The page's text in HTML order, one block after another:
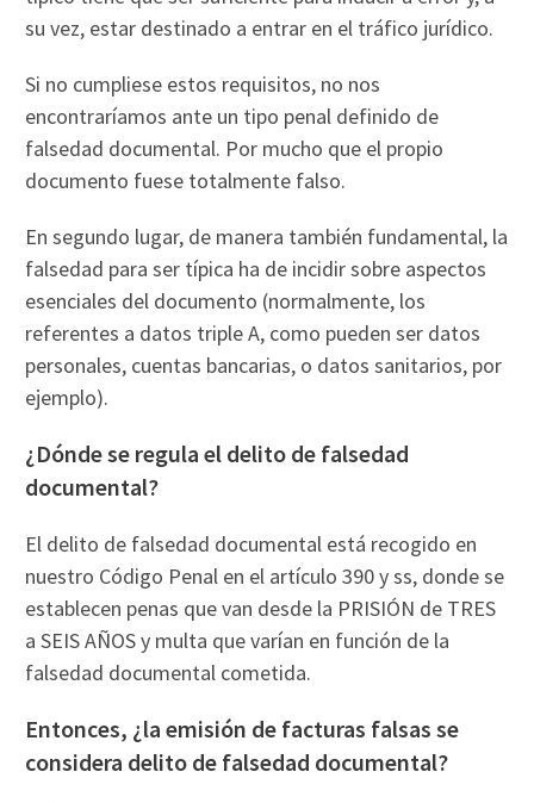
su vez, estar destinado a entrar en el tráfico jurídico.
Si no cumpliese estos requisitos, no nos
encontraríamos ante un tipo penal definido de
falsedad documental. Por mucho que el propio
documento fuese totalmente falso.
En segundo lugar, de manera también fundamental, la
falsedad para ser típica ha de incidir sobre aspectos
esenciales del documento (normalmente, los
referentes a datos triple A, como pueden ser datos
personales, cuentas bancarias, o datos sanitarios, por
ejemplo).
¿Dónde se regula el delito de falsedad
documental?
El delito de falsedad documental está recogido en
nuestro Código Penal en el artículo 390 y ss, donde se
establecen penas que van desde la PRISIÓN de TRES
a SEIS AÑOS y multa que varían en función de la
falsedad documental cometida.
Entonces, ¿la emisión de facturas falsas se
considera delito de falsedad documental?